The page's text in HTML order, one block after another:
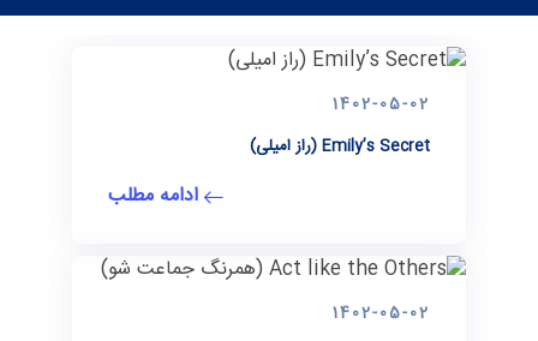
1402-05-02
Emily’s Secret (راز امیلی)
ادامه مطلب
1402-05-02